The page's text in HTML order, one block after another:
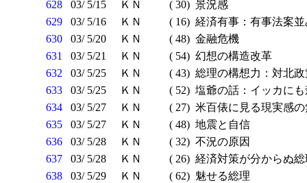
628
03/ 5/15 ＫＮ ( 30) 景況感
629
03/ 5/16 ＫＮ ( 16) 経済有事：有事法案
630
03/ 5/20 ＫＮ ( 48) 金融危機
631
03/ 5/21 ＫＮ ( 54) 幻想の構造改革
632
03/ 5/25 ＫＮ ( 43) 総理の構想力：対北政
633
03/ 5/25 ＫＮ ( 52) 塩爺の話：イッカに
634
03/ 5/27 ＫＮ ( 27) 米百俵に見る現実感
635
03/ 5/27 ＫＮ ( 48) 地震と自信
636
03/ 5/28 ＫＮ ( 32) 不況の原因
637
03/ 5/28 ＫＮ ( 26) 経済対策が分からぬ総
638
03/ 5/29 ＫＮ ( 62) 魅せる総理